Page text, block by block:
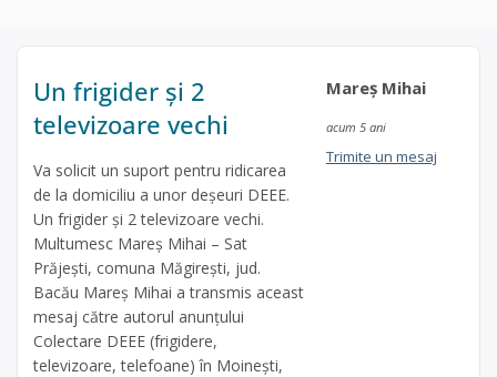
Un frigider și 2
televizoare vechi
Va solicit un suport pentru ridicarea
de la domiciliu a unor deșeuri DEEE.
Un frigider și 2 televizoare vechi.
Multumesc Mareș Mihai – Sat
Prăjești, comuna Măgirești, jud.
Bacău Mareș Mihai a transmis aceast
mesaj către autorul anunțului
Colectare DEEE (frigidere,
televizoare, telefoane) în Moinești,
Mareș Mihai
acum 5 ani
Trimite un mesaj